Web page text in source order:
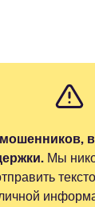
мошенников,
Мы